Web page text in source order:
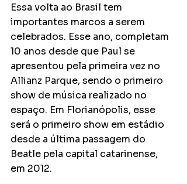
Essa volta ao Brasil tem
importantes marcos a serem
celebrados. Esse ano, completam
10 anos desde que Paul se
apresentou pela primeira vez no
Allianz Parque, sendo o primeiro
show de música realizado no
espaço. Em Florianópolis, esse
será o primeiro show em estádio
desde a última passagem do
Beatle pela capital catarinense,
em 2012.